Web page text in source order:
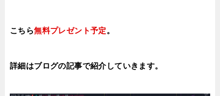
こちら無料プレゼント予定。
詳細はブログの記事で紹介していきます。